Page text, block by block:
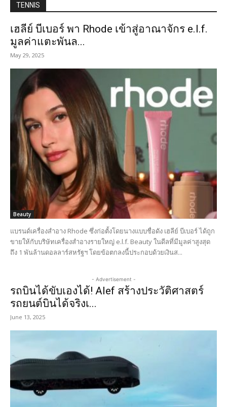
TENNIS
เฮลีย์ บีเบอร์ พา Rhode เข้าสู่อาณาจักร e.l.f.
มูลค่าแตะพันล...
May 29, 2025
Beauty
แบรนด์เครื่องสำอาง Rhode ซึ่งก่อตั้งโดยนางแบบชื่อดัง เฮลีย์ บีเบอร์ ได้ถูก
ขายให้กับบริษัทเครื่องสำอางรายใหญ่ e.l.f. Beauty ในดีลที่มีมูลค่าสูงสุด
ถึง 1 พันล้านดอลลาร์สหรัฐฯ โดยข้อตกลงนี้ประกอบด้วยเงินส...
- Advertisement -
รถบินได้ขับเองได้! Alef สร้างประวัติศาสตร์
รถยนต์บินได้จริงเ...
June 13, 2025